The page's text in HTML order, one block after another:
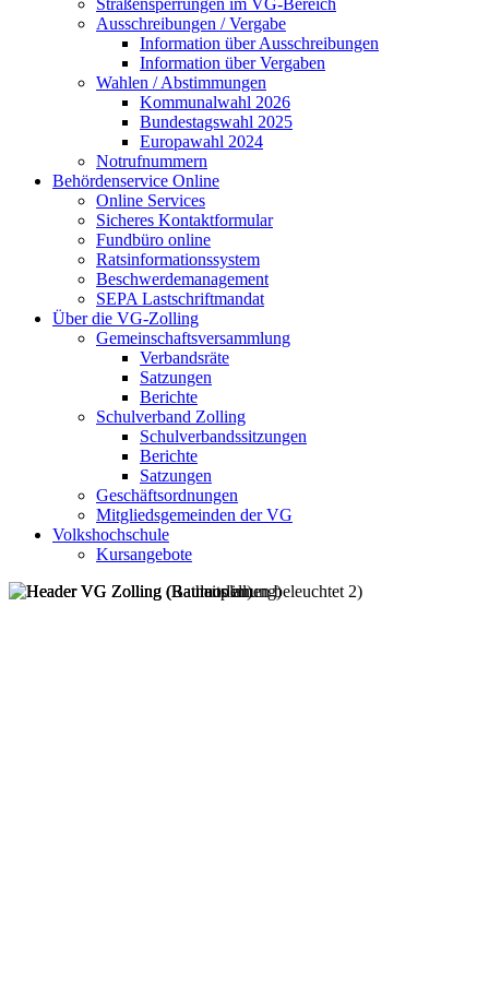
Straßensperrungen im VG-Bereich
Ausschreibungen / Vergabe
Information über Ausschreibungen
Information über Vergaben
Wahlen / Abstimmungen
Kommunalwahl 2026
Bundestagswahl 2025
Europawahl 2024
Notrufnummern
Behördenservice Online
Online Services
Sicheres Kontaktformular
Fundbüro online
Ratsinformationssystem
Beschwerdemanagement
SEPA Lastschriftmandat
Über die VG-Zolling
Gemeinschaftsversammlung
Verbandsräte
Satzungen
Berichte
Schulverband Zolling
Schulverbandssitzungen
Berichte
Satzungen
Geschäftsordnungen
Mitgliedsgemeinden der VG
Volkshochschule
Kursangebote